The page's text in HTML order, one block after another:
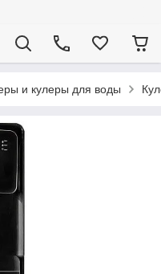
и кулеры для воды